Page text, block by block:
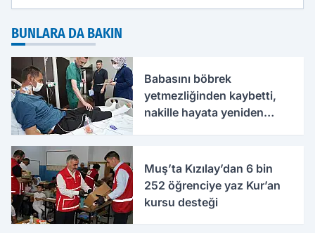
BUNLARA DA BAKIN
Babasını böbrek
yetmezliğinden kaybetti,
nakille hayata yeniden
Muş’ta Kızılay’dan 6 bin
252 öğrenciye yaz Kur’an
kursu desteği